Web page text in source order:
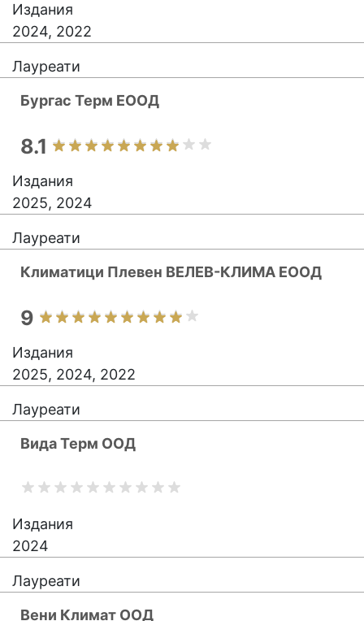
Издания
2024, 2022
Лауреати
Бургас Терм ЕООД
8.1
Издания
2025, 2024
Лауреати
Климатици Плевен ВЕЛЕВ-КЛИМА ЕООД
9
Издания
2025, 2024, 2022
Лауреати
Вида Терм ООД
Издания
2024
Лауреати
Вени Климат ООД